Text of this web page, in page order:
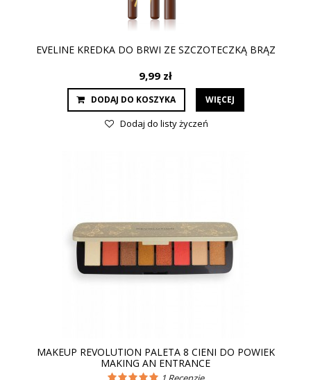
EVELINE KREDKA DO BRWI ZE SZCZOTECZKĄ BRĄZ
9,99 zł
DODAJ DO KOSZYKA WIĘCEJ
Dodaj do listy życzeń
MAKEUP REVOLUTION PALETA 8 CIENI DO POWIEK
MAKING AN ENTRANCE